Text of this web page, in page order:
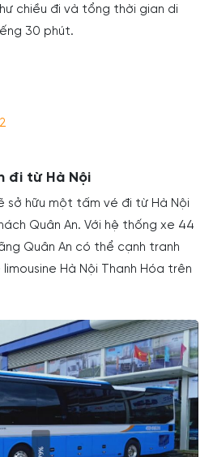
chiều đi và tổng thời gian di
30 phút.
đi từ Hà Nội
sở hữu một tấm vé đi từ Hà Nội
Quân An. Với hệ thống xe 44
Quân An có thể cạnh tranh
Hà Nội Thanh Hóa trên